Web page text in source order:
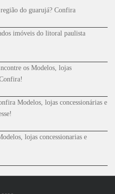
do guarujá? Confira
imóveis do litoral paulista
os Modelos, lojas
Modelos, lojas concessionárias e
lojas concessionarias e